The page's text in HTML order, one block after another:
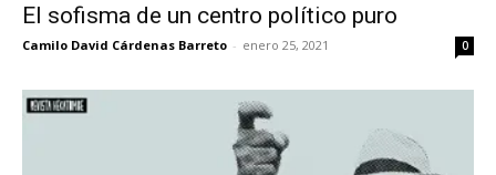
El sofisma de un centro político puro
Camilo David Cárdenas Barreto - enero 25, 2021 0